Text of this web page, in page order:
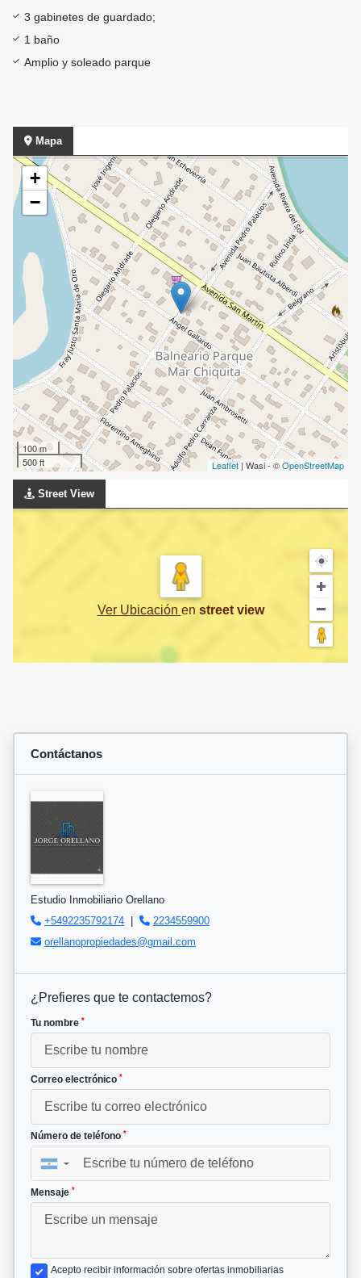
3 gabinetes de guardado;
1 baño
Amplio y soleado parque
Mapa
+
−
100 m
500 ft
Leaflet| Wasi - ©OpenStreetMap
Street View
Ver Ubicación en street view
Contáctanos
Estudio Inmobiliario Orellano
+5492235792174
2234559900
orellanopropiedades@gmail.com
¿Prefieres que te contactemos?
Tu nombre *
Correo electrónico *
Número de teléfono *
▼
Mensaje *
Acepto recibir información sobre ofertas inmobiliarias